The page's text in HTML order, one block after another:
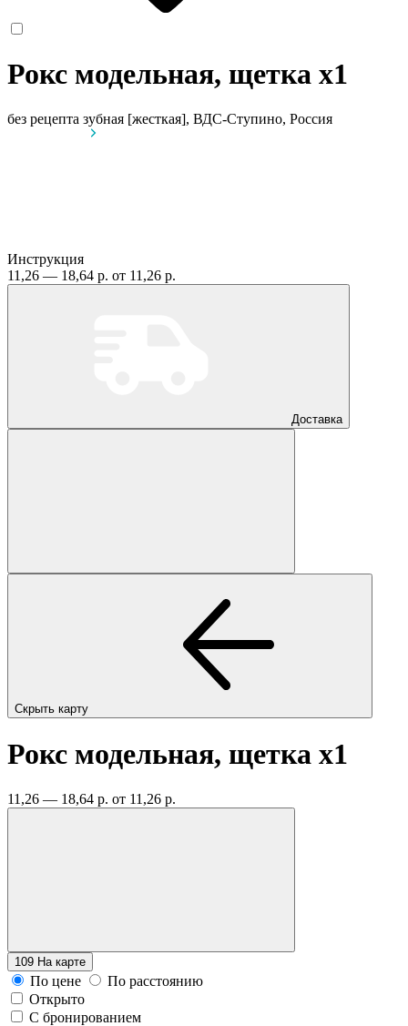
Рокс модельная, щетка x1
без рецепта зубная [жесткая], ВДС-Ступино, Россия
Инструкция
11,26 — 18,64 р. от 11,26 р.
Доставка
Скрыть карту
Рокс модельная, щетка x1
11,26 — 18,64 р. от 11,26 р.
109 На карте
По цене
По расстоянию
Открыто
С бронированием